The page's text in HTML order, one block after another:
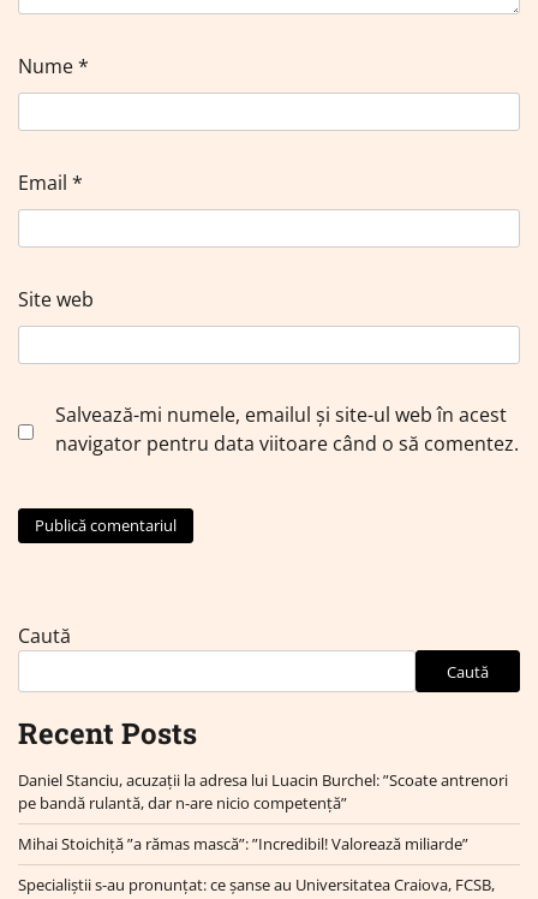
Nume*
Email *
Site web
Salvează-mi numele, emailul și site-ul web în acest
navigator pentru data viitoare când o să comentez.
Caută
Caută
Recent Posts
Daniel Stanciu, acuzații la adresa lui Luacin Burchel: ”Scoate antrenori
pe bandă rulantă, dar n-are nicio competență”
Mihai Stoichiță ”a rămas mască”: ”Incredibil! Valorează miliarde”
Specialiștii s-au pronunțat: ce șanse au Universitatea Craiova, FCSB,